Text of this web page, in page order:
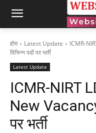
होम Latest Update
ICMR-
विभिन्न पदों पर भर्ती
Latest Update
ICMR-NIRT
New
पर भर्ती